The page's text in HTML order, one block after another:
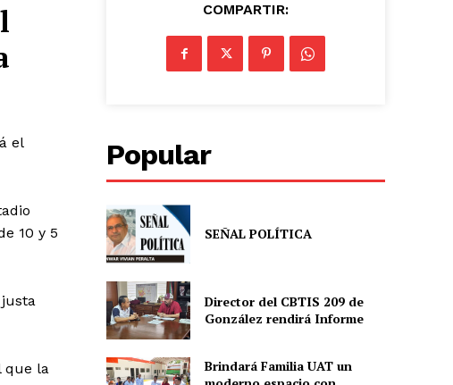
el
10 y 5
que la
COMPARTIR:
Popular
SEÑAL POLÍTICA
Director del CBTIS 209 de
González rendirá Informe
Brindará Familia UAT un